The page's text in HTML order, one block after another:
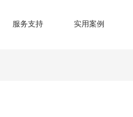
服务支持 实用案例